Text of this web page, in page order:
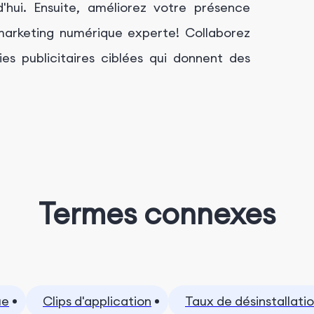
Ensuite, améliorez votre présence
numérique experte! Collaborez
publicitaires ciblées qui donnent des
Termes connexes
Clips d'application Taux de